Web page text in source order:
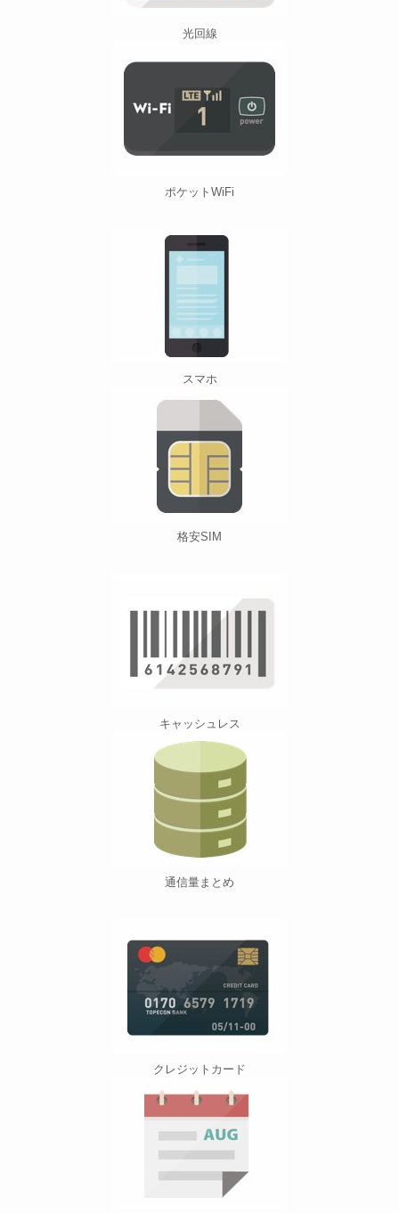
光回線
ポケットWiFi
スマホ
格安SIM
キャッシュレス
通信量まとめ
クレジットカード